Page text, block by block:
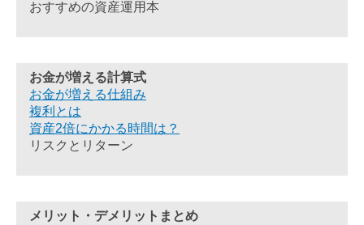
おすすめの資産運用本
お金が増える計算式
お金が増える仕組み
複利とは
資産2倍にかかる時間は？
リスクとリターン
メリット・デメリットまとめ